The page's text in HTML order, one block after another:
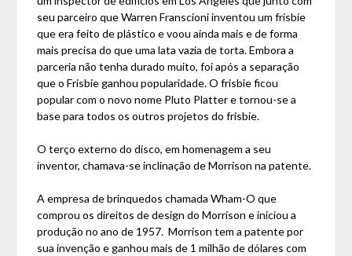
seu parceiro que Warren Franscioni inventou um frisbie
que era feito de plástico e voou ainda mais e de forma
mais precisa do que uma lata vazia de torta. Embora a
parceria não tenha durado muito, foi após a separação
que o Frisbie ganhou popularidade. O frisbie ficou
popular com o novo nome Pluto Platter e tornou-se a
base para todos os outros projetos do frisbie.
O terço externo do disco, em homenagem a seu
inventor, chamava-se inclinação de Morrison na patente.
A empresa de brinquedos chamada Wham-O que
comprou os direitos de design do Morrison e iniciou a
produção no ano de 1957. Morrison tem a patente por
sua invenção e ganhou mais de 1 milhão de dólares com